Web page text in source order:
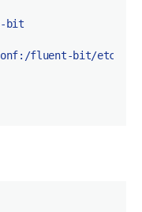
bit
fluent-bit/etc/